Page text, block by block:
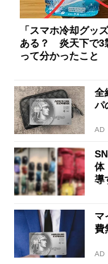
「スマホ冷却グッ
ある？ 炎天下で3
って分かったこと
全
パ
AD
体
導
マ
費
AD